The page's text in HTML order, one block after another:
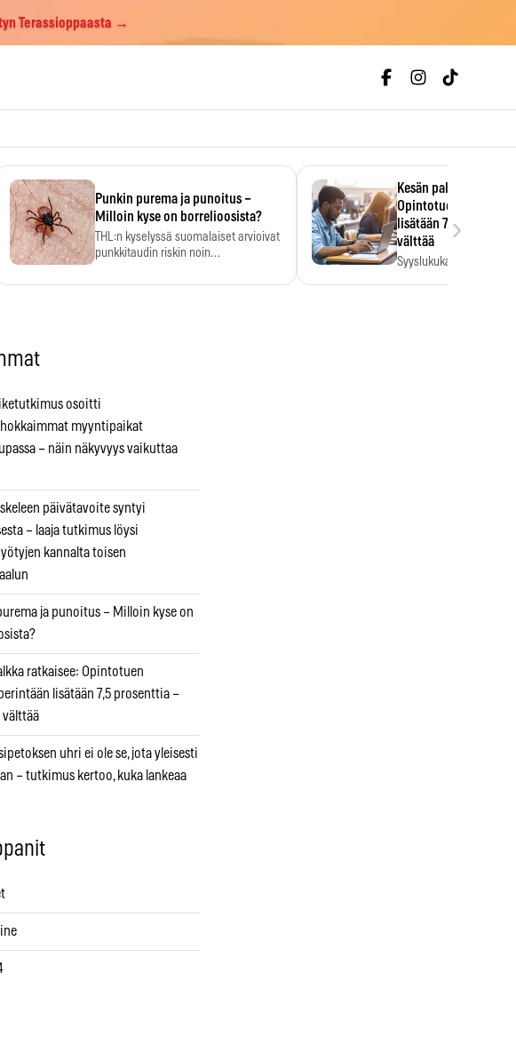
Terassioppaasta →
Punkin purema ja punoitus –
Milloin kyse on borrelioosista?
THL:n kyselyssä suomalaiset arvioivat
punkkitaudin riskin noin
Kesän palkka
Opintotuen
lisätään 7,5
välttää
Syyslukukauden
›
osoitti
myyntipaikat
– näin näkyvyys vaikuttaa
päivätavoite syntyi
– laaja tutkimus löysi
kannalta toisen
ja punoitus – Milloin kyse on
ratkaisee: Opintotuen
lisätään 7,5 prosenttia –
välttää
uhri ei ole se, jota yleisesti
– tutkimus kertoo, kuka lankeaa